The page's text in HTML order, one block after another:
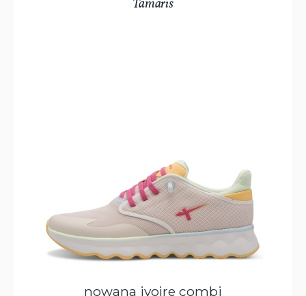
Tamaris
nowana ivoire combi